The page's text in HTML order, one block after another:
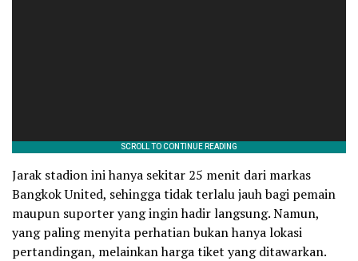
Jarak stadion ini hanya sekitar 25 menit dari markas
Bangkok United, sehingga tidak terlalu jauh bagi pemain
maupun suporter yang ingin hadir langsung. Namun,
yang paling menyita perhatian bukan hanya lokasi
pertandingan, melainkan harga tiket yang ditawarkan.